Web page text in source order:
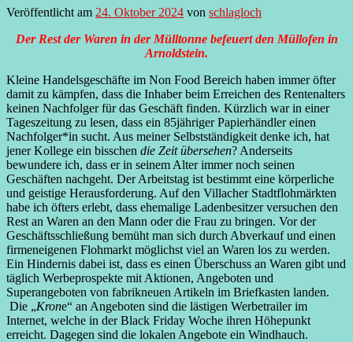
Veröffentlicht am 24. Oktober 2024 von schlagloch
Der Rest der Waren in der Mülltonne befeuert den Müllofen in
Arnoldstein.
Kleine Handelsgeschäfte im Non Food Bereich haben immer öfter
damit zu kämpfen, dass die Inhaber beim Erreichen des Rentenalters
keinen Nachfolger für das Geschäft finden. Kürzlich war in einer
Tageszeitung zu lesen, dass ein 85jähriger Papierhändler einen
Nachfolger*in sucht. Aus meiner Selbstständigkeit denke ich, hat
jener Kollege ein bisschen die Zeit übersehen? Anderseits
bewundere ich, dass er in seinem Alter immer noch seinen
Geschäften nachgeht. Der Arbeitstag ist bestimmt eine körperliche
und geistige Herausforderung. Auf den Villacher Stadtflohmärkten
habe ich öfters erlebt, dass ehemalige Ladenbesitzer versuchen den
Rest an Waren an den Mann oder die Frau zu bringen. Vor der
Geschäftsschließung bemüht man sich durch Abverkauf und einen
firmeneigenen Flohmarkt möglichst viel an Waren los zu werden.
Ein Hindernis dabei ist, dass es einen Überschuss an Waren gibt und
täglich Werbeprospekte mit Aktionen, Angeboten und
Superangeboten von fabrikneuen Artikeln im Briefkasten landen.
Die „Krone“ an Angeboten sind die lästigen Werbetrailer im
Internet, welche in der Black Friday Woche ihren Höhepunkt
erreicht. Dagegen sind die lokalen Angebote ein Windhauch.